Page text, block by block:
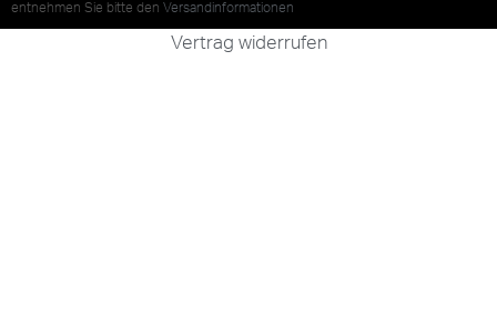
entnehmen Sie bitte den Versandinformationen
Vertrag widerrufen